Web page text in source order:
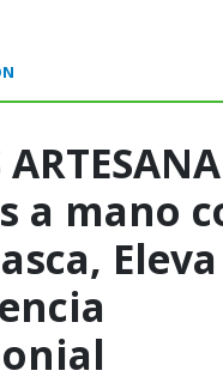
a mano